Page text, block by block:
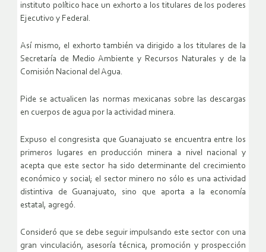
instituto político hace un exhorto a los titulares de los poderes
Ejecutivo y Federal.
Así mismo, el exhorto también va dirigido a los titulares de la
Secretaría de Medio Ambiente y Recursos Naturales y de la
Comisión Nacional del Agua.
Pide se actualicen las normas mexicanas sobre las descargas
en cuerpos de agua por la actividad minera.
Expuso el congresista que Guanajuato se encuentra entre los
primeros lugares en producción minera a nivel nacional y
acepta que este sector ha sido determinante del crecimiento
económico y social; el sector minero no sólo es una actividad
distintiva de Guanajuato, sino que aporta a la economía
estatal, agregó.
Consideró que se debe seguir impulsando este sector con una
gran vinculación, asesoría técnica, promoción y prospección